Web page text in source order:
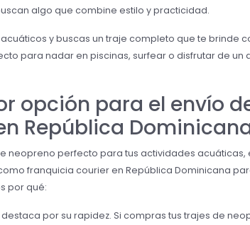
algo que combine estilo y practicidad.
y buscas un traje completo que te brinde
para nadar en piscinas, surfear o disfrutar de un
opción para el envío
República
neopreno perfecto para tus actividades acuáticas,
franquicia courier en República Dominicana
por qué:
por su rapidez. Si compras tus trajes de